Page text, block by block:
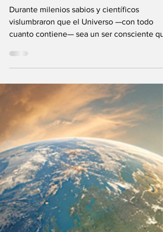
¿Y si el Creador
fuera el propio
Universo?
Durante milenios sabios y científicos
cuanto contiene— sea un ser consciente
se creó a sí mismo